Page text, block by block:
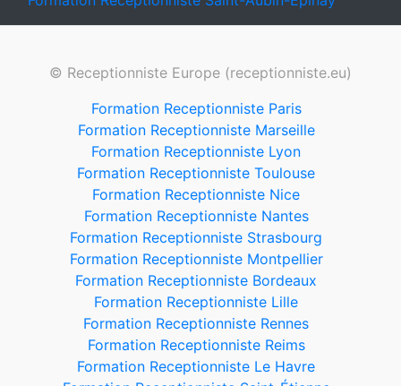
© Receptionniste Europe (receptionniste.eu)
Formation Receptionniste Paris
Formation Receptionniste Marseille
Formation Receptionniste Lyon
Formation Receptionniste Toulouse
Formation Receptionniste Nice
Formation Receptionniste Nantes
Formation Receptionniste Strasbourg
Formation Receptionniste Montpellier
Formation Receptionniste Bordeaux
Formation Receptionniste Lille
Formation Receptionniste Rennes
Formation Receptionniste Reims
Formation Receptionniste Le Havre